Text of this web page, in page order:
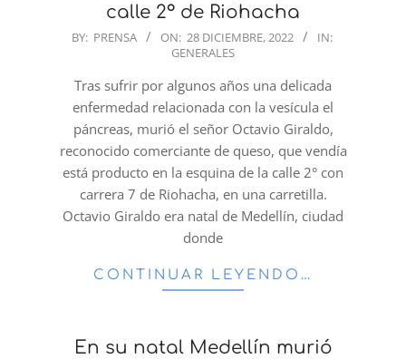
calle 2° de Riohacha
2022-
BY: PRENSA ON: 28 DICIEMBRE, 2022
IN:
GENERALES
Tras sufrir por algunos años una delicada
enfermedad relacionada con la vesícula el
páncreas, murió el señor Octavio Giraldo,
reconocido comerciante de queso, que vendía
está producto en la esquina de la calle 2° con
carrera 7 de Riohacha, en una carretilla.
Octavio Giraldo era natal de Medellín, ciudad
donde
CONTINUAR LEYENDO…
En su natal Medellín murió